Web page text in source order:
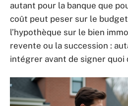
autant pour la banque que
coût peut peser sur le
l’hypothèque sur le bien
revente ou la succession :
intégrer avant de signer quoi